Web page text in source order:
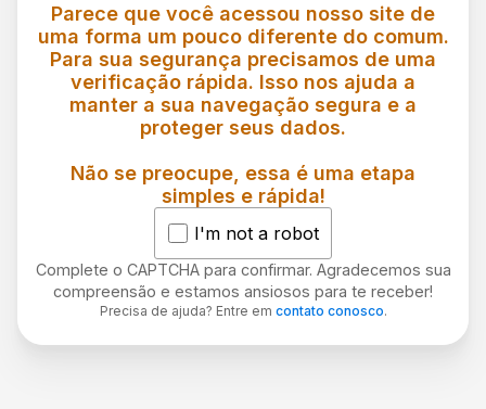
Parece que você acessou nosso site de
uma forma um pouco diferente do comum.
Para sua segurança precisamos de uma
verificação rápida. Isso nos ajuda a
manter a sua navegação segura e a
proteger seus dados.
Não se preocupe, essa é uma etapa
simples e rápida!
I'm not a robot
Complete o CAPTCHA para confirmar. Agradecemos sua
compreensão e estamos ansiosos para te receber!
Precisa de ajuda? Entre em contato conosco.